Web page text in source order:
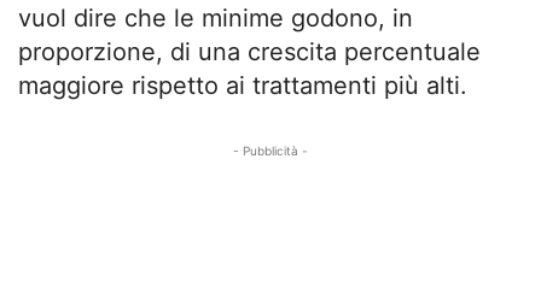
vuol dire che le minime godono, in
proporzione, di una crescita percentuale
maggiore rispetto ai trattamenti più alti.
- Pubblicità -